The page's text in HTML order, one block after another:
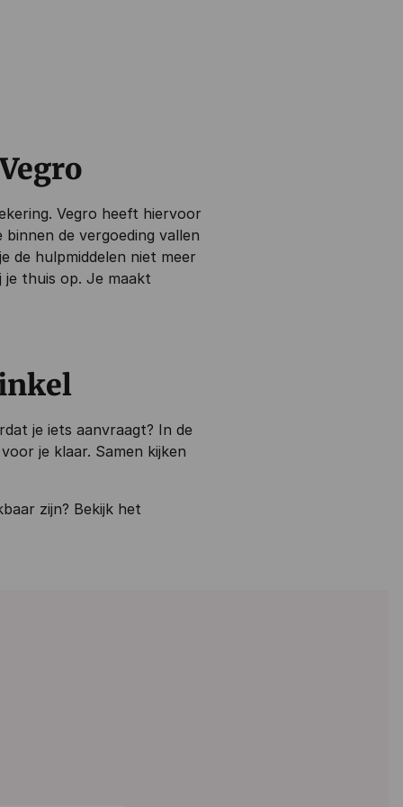
Vegro heeft hiervoor
de vergoeding vallen
de hulpmiddelen niet meer
je thuis op. Je maakt
je iets aanvraagt? In de
je klaar. Samen kijken
zijn? Bekijk het